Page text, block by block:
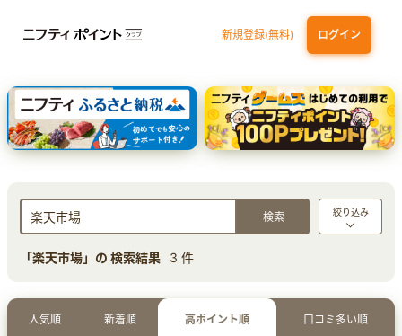
新規登録(無料) ログイン
エポスカード【最短1週間程度付与】
【親権者さまの代理申込専用】三井住友銀行Oliveお子さま用口座
三井住友カード（NL）
絞り込み
「楽天市場」の 検索結果 3 件
人気順 新着順 高ポイント順 口コミ多い順